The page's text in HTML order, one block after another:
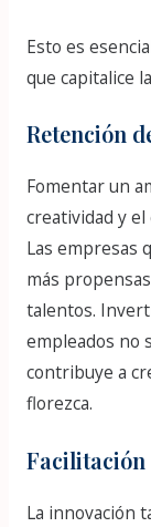
Esto es
que capitalice
Retención
Fomentar un
creatividad y
Las empresas
más
talentos.
empleados no
contribuye a
florezca.
Facilitación
La innovación